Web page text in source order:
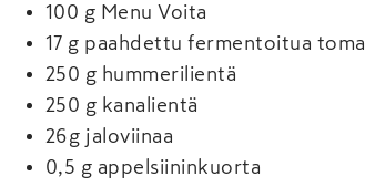
100 g Menu Voita
17 g paahdettu fermentoitua
250 g hummerilientä
250 g kanalientä
26 g jaloviinaa
0,5 g appelsiininkuorta